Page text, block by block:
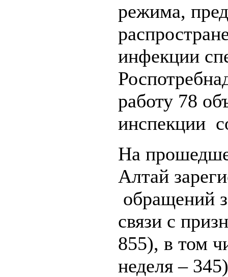
режима,
инфекции
работу 78
инспекции
На
Алтай
обращений
связи с
855), в том
неделя –